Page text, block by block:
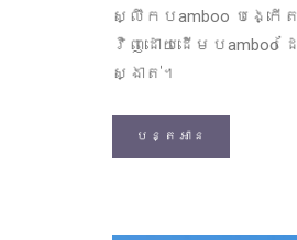
ស្លឹកបamboo បង្ក
វិញដោយដើមប
ស្ងាត់។
បន្តអាន